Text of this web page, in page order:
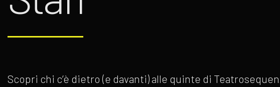
Scopri chi c’è dietro (e davanti) alle quinte di